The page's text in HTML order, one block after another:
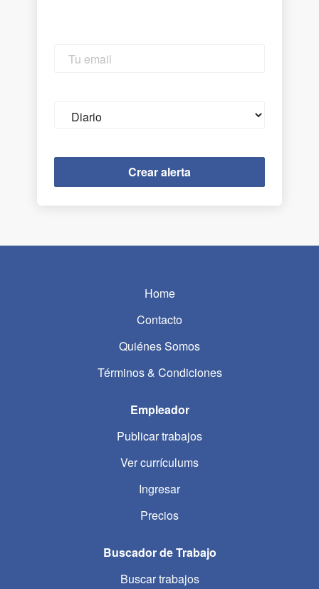
email
frequency
Home
Contacto
Quiénes Somos
Términos & Condiciones
Empleador
Publicar trabajos
Ver currículums
Ingresar
Precios
Buscador de Trabajo
Buscar trabajos